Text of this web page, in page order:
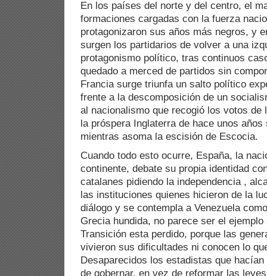
En los países del norte y del centro, el
formaciones cargadas con la fuerza
protagonizaron sus años más negros, y
surgen los partidarios de volver a una
protagonismo político, tras continuos
quedado a merced de partidos sin
Francia surge triunfa un salto político
frente a la descomposición de un
al nacionalismo que recogió los votos
la próspera Inglaterra de hace unos años
mientras asoma la escisión de Escocia.
Cuando todo esto ocurre, España, la
continente, debate su propia identidad
catalanes pidiendo la independencia ,
las instituciones quienes hicieron de la
diálogo y se contempla a Venezuela
Grecia hundida, no parece ser el
Transición esta perdido, porque las
vivieron sus dificultades ni conocen lo
Desaparecidos los estadistas que
de gobernar, en vez de reformar las